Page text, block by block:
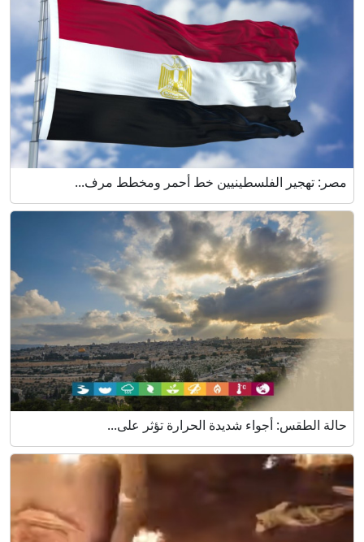
مصر: تهجير الفلسطينيين خط أحمر ومخطط مرف...
حالة الطقس: أجواء شديدة الحرارة تؤثر على...